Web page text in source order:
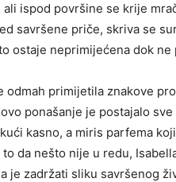
ispod površine se krije
savršene priče, skriva se
ostaje neprimijećena dok ne
primijetila znakove
ponašanje je postajalo
kasno, a miris parfema
da nešto nije u redu,
je zadržati sliku savršenog